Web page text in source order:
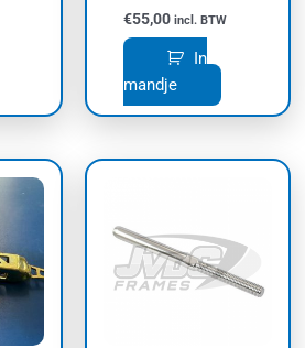
€55,00 incl. BTW
In
mandje
meerdere
variaties.